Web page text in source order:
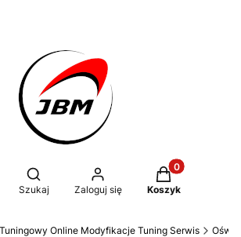
Otwórz wyszukiwarkę
Szukaj Zaloguj się
Produkty w
Koszyk
Online Modyfikacje Tuning Serwis